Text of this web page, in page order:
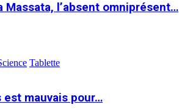
Massata, l’absent omniprésent…
Tablette
est mauvais pour…